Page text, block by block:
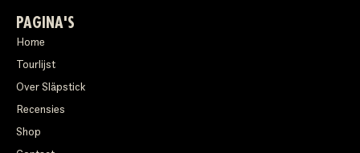
PAGINA'S
Home
Tourlijst
Over Släpstick
Recensies
Shop